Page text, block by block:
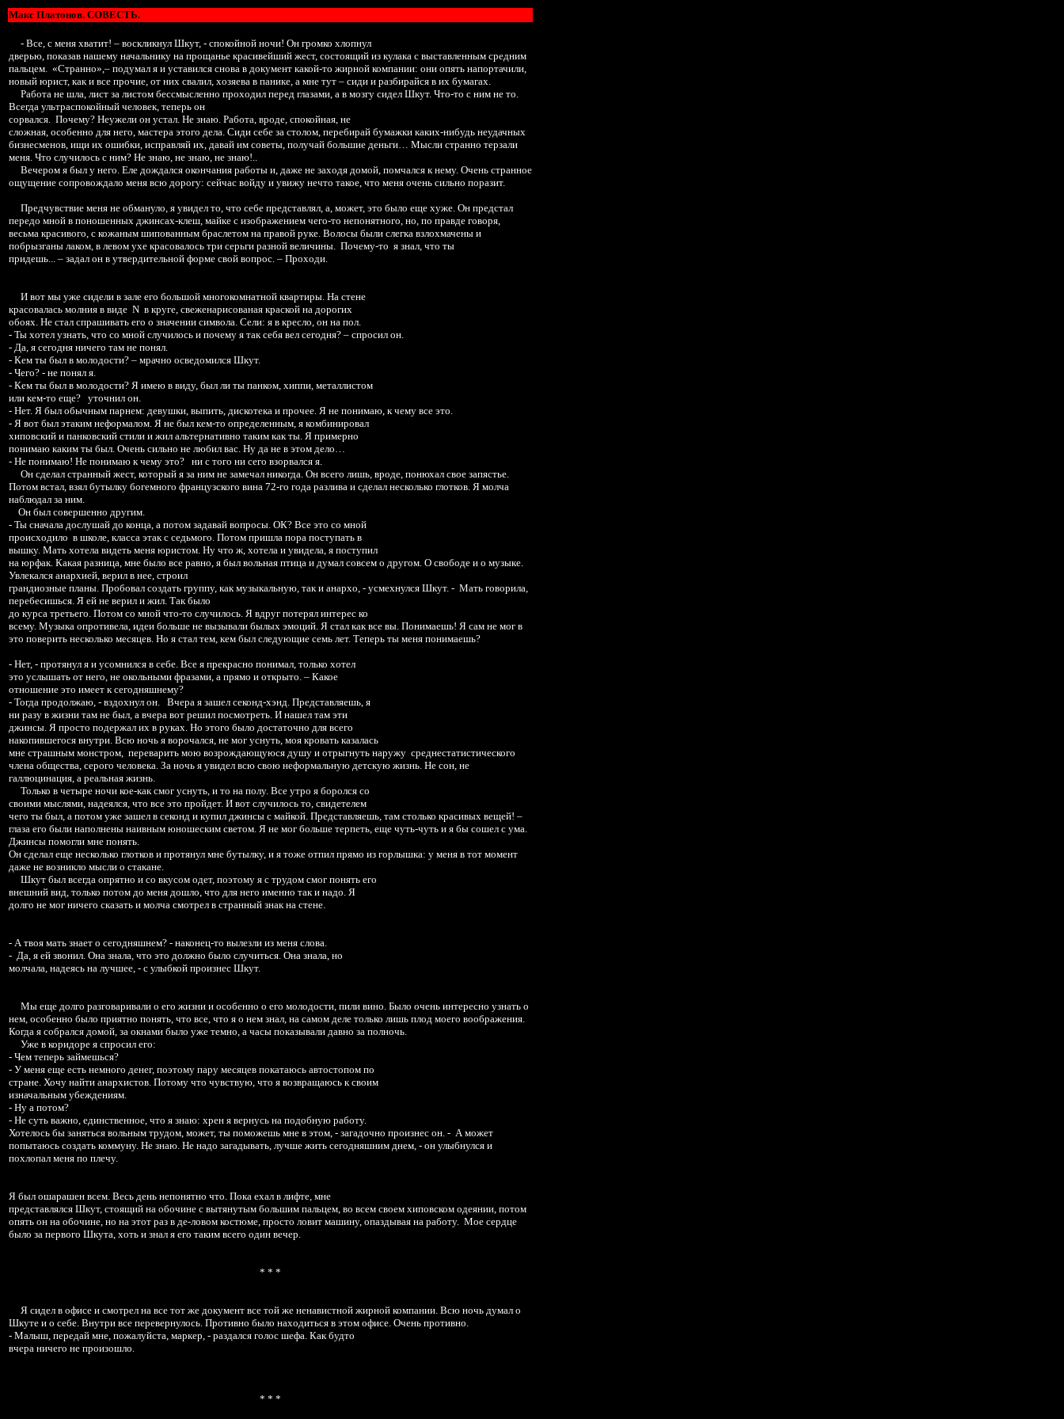
Макс Платонов. СОВЕСТЬ.
- Все, с меня хватит! – воскликнул Шкут, - спокойной ночи! Он громко хлопнул
дверью, показав нашему начальнику на прощанье красивейший жест, состоящий из кулака с выставленным средним
пальцем. «Странно»,– подумал я и уставился снова в документ какой-то жирной компании: они опять напортачили,
новый юрист, как и все прочие, от них свалил, хозяева в панике, а мне тут – сиди и разбирайся в их бумагах.
Работа не шла, лист за листом бессмысленно проходил перед глазами, а в мозгу сидел Шкут. Что-то с ним не то.
Всегда ультраспокойный человек, теперь он
сорвался. Почему? Неужели он устал. Не знаю. Работа, вроде, спокойная, не
сложная, особенно для него, мастера этого дела. Сиди себе за столом, перебирай бумажки каких-нибудь неудачных
бизнесменов, ищи их ошибки, исправляй их, давай им советы, получай большие деньги… Мысли странно терзали
меня. Что случилось с ним? Не знаю, не знаю, не знаю!..
Вечером я был у него. Еле дождался окончания работы и, даже не заходя домой, помчался к нему. Очень странное
ощущение сопровождало меня всю дорогу: сейчас войду и увижу нечто такое, что меня очень сильно поразит.
Предчувствие меня не обмануло, я увидел то, что себе представлял, а, может, это было еще хуже. Он предстал
передо мной в поношенных джинсах-клеш, майке с изображением чего-то непонятного, но, по правде говоря,
весьма красивого, с кожаным шипованным браслетом на правой руке. Волосы были слегка взлохмачены и
побрызганы лаком, в левом ухе красовалось три серьги разной величины. Почему-то я знал, что ты
придешь... – задал он в утвердительной форме свой вопрос. – Проходи.
И вот мы уже сидели в зале его большой многокомнатной квартиры. На стене
красовалась молния в виде N в круге, свеженарисованая краской на дорогих
обоях. Не стал спрашивать его о значении символа. Сели: я в кресло, он на пол.
- Ты хотел узнать, что со мной случилось и почему я так себя вел сегодня? – спросил он.
- Да, я сегодня ничего там не понял.
- Кем ты был в молодости? – мрачно осведомился Шкут.
- Чего? - не понял я.
- Кем ты был в молодости? Я имею в виду, был ли ты панком, хиппи, металлистом
или кем-то еще? уточнил он.
- Нет. Я был обычным парнем: девушки, выпить, дискотека и прочее. Я не понимаю, к чему все это.
- Я вот был этаким неформалом. Я не был кем-то определенным, я комбинировал
хиповский и панковский стили и жил альтернативно таким как ты. Я примерно
понимаю каким ты был. Очень сильно не любил вас. Ну да не в этом дело…
- Не понимаю! Не понимаю к чему это? ни с того ни сего взорвался я.
Он сделал странный жест, который я за ним не замечал никогда. Он всего лишь, вроде, понюхал свое запястье.
Потом встал, взял бутылку богемного французского вина 72-го года разлива и сделал несколько глотков. Я молча
наблюдал за ним.
Он был совершенно другим.
- Ты сначала дослушай до конца, а потом задавай вопросы. ОК? Все это со мной
происходило в школе, класса этак с седьмого. Потом пришла пора поступать в
вышку. Мать хотела видеть меня юристом. Ну что ж, хотела и увидела, я поступил
на юрфак. Какая разница, мне было все равно, я был вольная птица и думал совсем о другом. О свободе и о музыке.
Увлекался анархией, верил в нее, строил
грандиозные планы. Пробовал создать группу, как музыкальную, так и анархо, - усмехнулся Шкут. - Мать говорила,
перебесишься. Я ей не верил и жил. Так было
до курса третьего. Потом со мной что-то случилось. Я вдруг потерял интерес ко
всему. Музыка опротивела, идеи больше не вызывали былых эмоций. Я стал как все вы. Понимаешь! Я сам не мог в
это поверить несколько месяцев. Но я стал тем, кем был следующие семь лет. Теперь ты меня понимаешь?
- Нет, - протянул я и усомнился в себе. Все я прекрасно понимал, только хотел
это услышать от него, не окольными фразами, а прямо и открыто. – Какое
отношение это имеет к сегодняшнему?
- Тогда продолжаю, - вздохнул он. Вчера я зашел секонд-хэнд. Представляешь, я
ни разу в жизни там не был, а вчера вот решил посмотреть. И нашел там эти
джинсы. Я просто подержал их в руках. Но этого было достаточно для всего
накопившегося внутри. Всю ночь я ворочался, не мог уснуть, моя кровать казалась
мне страшным монстром, переварить мою возрождающуюся душу и отрыгнуть наружу среднестатистического
члена общества, серого человека. За ночь я увидел всю свою неформальную детскую жизнь. Не сон, не
галлюцинация, а реальная жизнь.
Только в четыре ночи кое-как смог уснуть, и то на полу. Все утро я боролся со
своими мыслями, надеялся, что все это пройдет. И вот случилось то, свидетелем
чего ты был, а потом уже зашел в секонд и купил джинсы с майкой. Представляешь, там столько красивых вещей! –
глаза его были наполнены наивным юношеским светом. Я не мог больше терпеть, еще чуть-чуть и я бы сошел с ума.
Джинсы помогли мне понять.
Он сделал еще несколько глотков и протянул мне бутылку, и я тоже отпил прямо из горлышка: у меня в тот момент
даже не возникло мысли о стакане.
Шкут был всегда опрятно и со вкусом одет, поэтому я с трудом смог понять его
внешний вид, только потом до меня дошло, что для него именно так и надо. Я
долго не мог ничего сказать и молча смотрел в странный знак на стене.
- А твоя мать знает о сегодняшнем? - наконец-то вылезли из меня слова.
- Да, я ей звонил. Она знала, что это должно было случиться. Она знала, но
молчала, надеясь на лучшее, - с улыбкой произнес Шкут.
Мы еще долго разговаривали о его жизни и особенно о его молодости, пили вино. Было очень интересно узнать о
нем, особенно было приятно понять, что все, что я о нем знал, на самом деле только лишь плод моего воображения.
Когда я собрался домой, за окнами было уже темно, а часы показывали давно за полночь.
Уже в коридоре я спросил его:
- Чем теперь займешься?
- У меня еще есть немного денег, поэтому пару месяцев покатаюсь автостопом по
стране. Хочу найти анархистов. Потому что чувствую, что я возвращаюсь к своим
изначальным убеждениям.
- Ну а потом?
- Не суть важно, единственное, что я знаю: хрен я вернусь на подобную работу.
Хотелось бы заняться вольным трудом, может, ты поможешь мне в этом, - загадочно произнес он. - А может
попытаюсь создать коммуну. Не знаю. Не надо загадывать, лучше жить сегодняшним днем, - он улыбнулся и
похлопал меня по плечу.
Я был ошарашен всем. Весь день непонятно что. Пока ехал в лифте, мне
представлялся Шкут, стоящий на обочине с вытянутым большим пальцем, во всем своем хиповском одеянии, потом
опять он на обочине, но на этот раз в де-ловом костюме, просто ловит машину, опаздывая на работу. Мое сердце
было за первого Шкута, хоть и знал я его таким всего один вечер.
* * *
Я сидел в офисе и смотрел на все тот же документ все той же ненавистной жирной компании. Всю ночь думал о
Шкуте и о себе. Внутри все перевернулось. Противно было находиться в этом офисе. Очень противно.
- Малыш, передай мне, пожалуйста, маркер, - раздался голос шефа. Как будто
вчера ничего не произошло.
* * *